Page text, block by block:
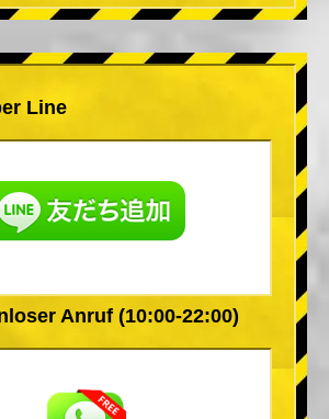
Line
Anruf (10:00-22:00)